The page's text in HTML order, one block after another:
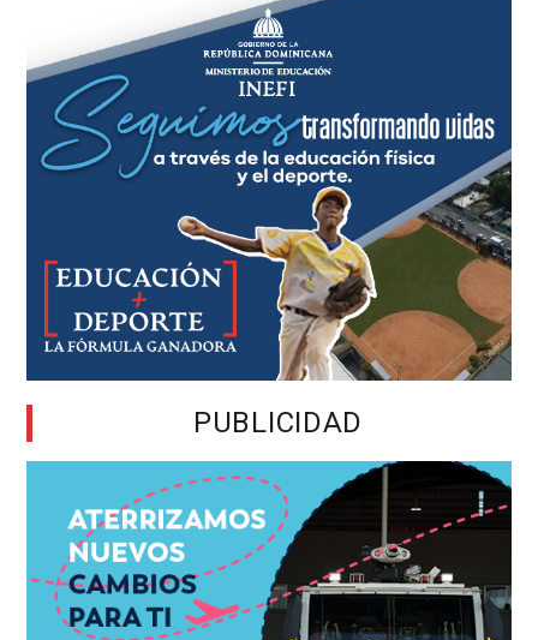
PUBLICIDAD